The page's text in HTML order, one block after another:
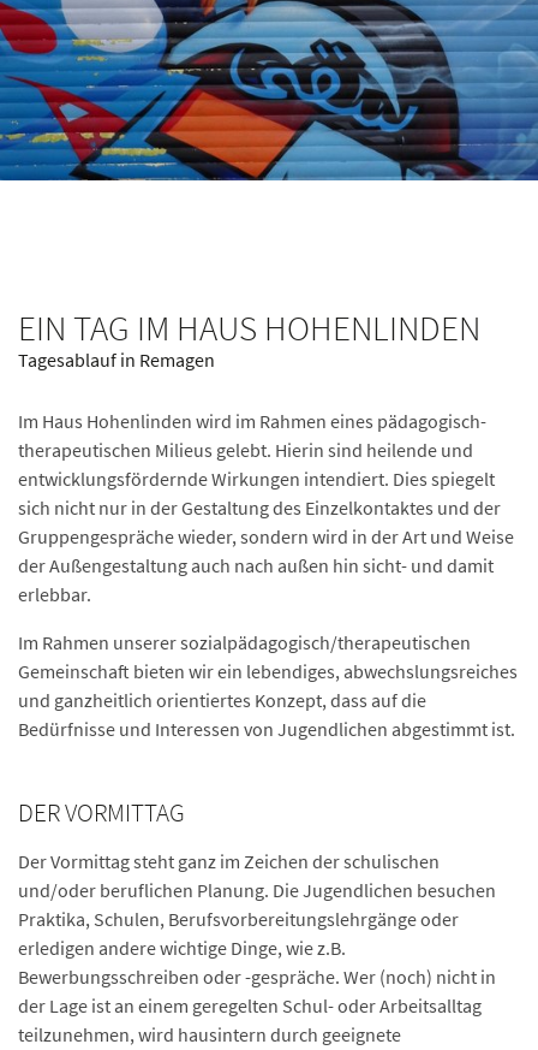
EIN TAG IM HAUS HOHENLINDEN
Tagesablauf in Remagen
Im Haus Hohenlinden wird im Rahmen eines pädagogisch-
therapeutischen Milieus gelebt. Hierin sind heilende und
entwicklungsfördernde Wirkungen intendiert. Dies spiegelt
sich nicht nur in der Gestaltung des Einzelkontaktes und der
Gruppengespräche wieder, sondern wird in der Art und Weise
der Außengestaltung auch nach außen hin sicht- und damit
erlebbar.
Im Rahmen unserer sozialpädagogisch/therapeutischen
Gemeinschaft bieten wir ein lebendiges, abwechslungsreiches
und ganzheitlich orientiertes Konzept, dass auf die
Bedürfnisse und Interessen von Jugendlichen abgestimmt ist.
DER VORMITTAG
Der Vormittag steht ganz im Zeichen der schulischen
und/oder beruflichen Planung. Die Jugendlichen besuchen
Praktika, Schulen, Berufsvorbereitungslehrgänge oder
erledigen andere wichtige Dinge, wie z.B.
Bewerbungsschreiben oder -gespräche. Wer (noch) nicht in
der Lage ist an einem geregelten Schul- oder Arbeitsalltag
teilzunehmen, wird hausintern durch geeignete